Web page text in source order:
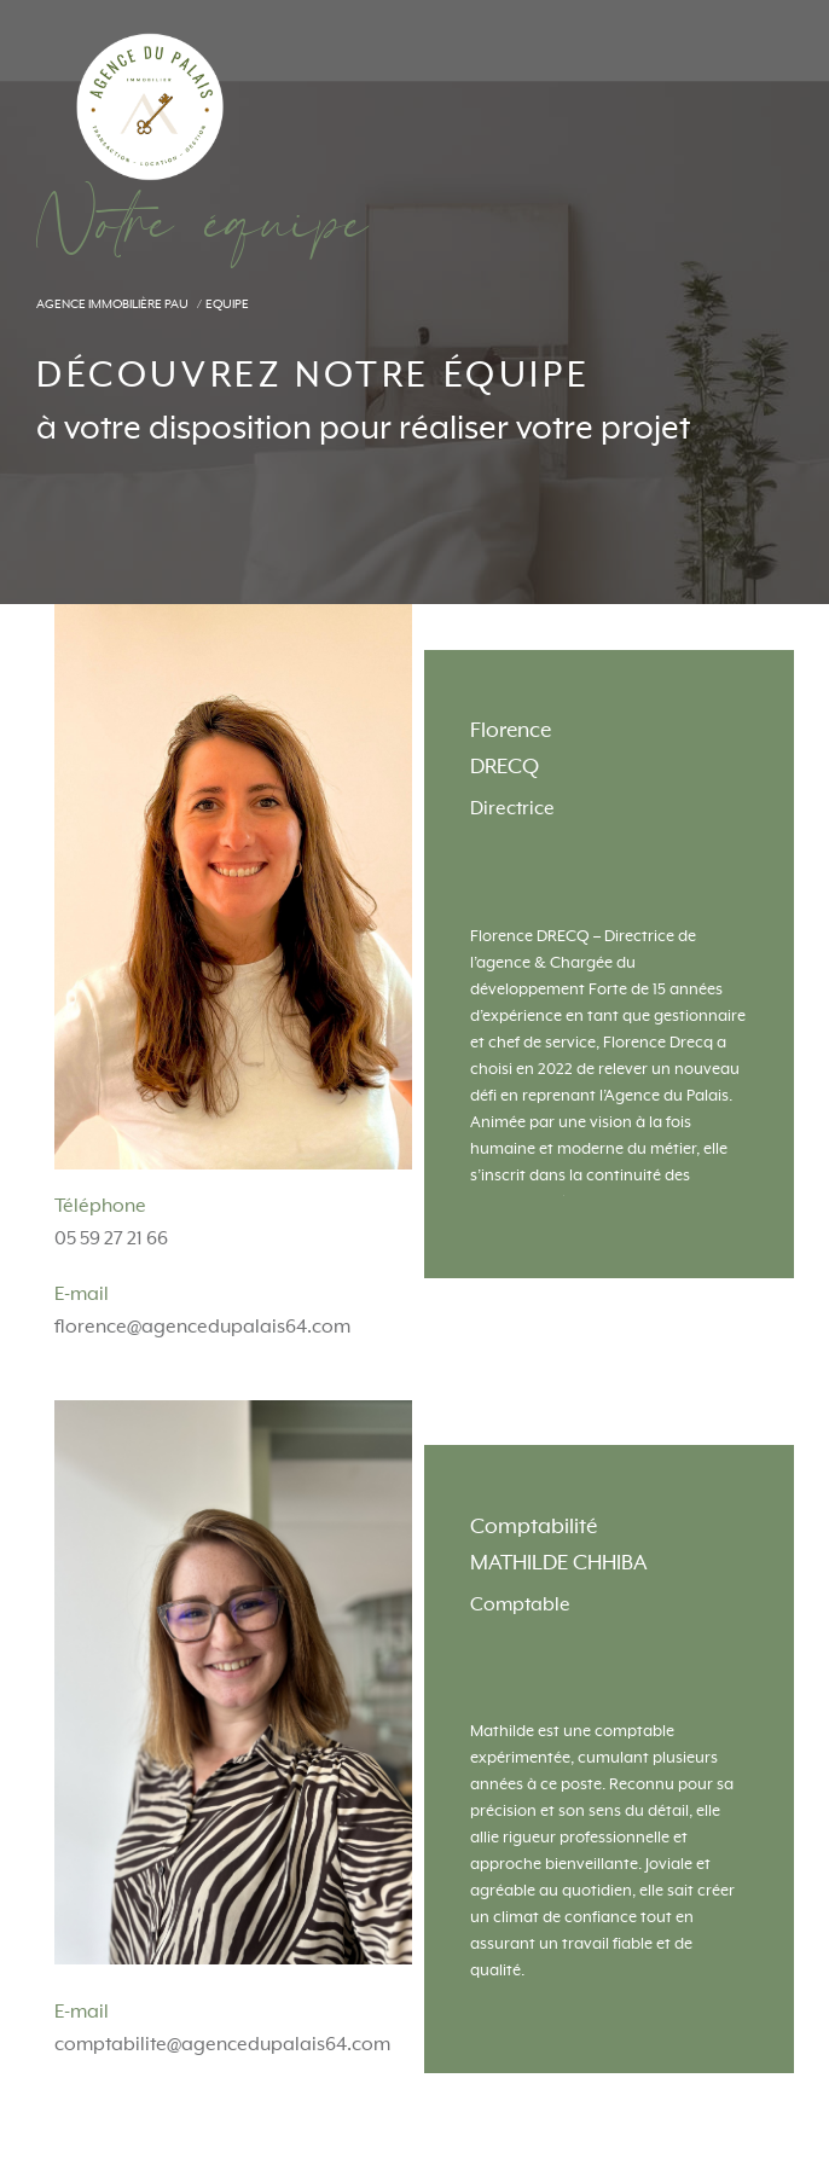
Notre équipe
AGENCE IMMOBILIÈRE PAU EQUIPE
DÉCOUVREZ NOTRE ÉQUIPE
à votre disposition pour réaliser votre projet
Florence
DRECQ
Directrice
Florence DRECQ – Directrice de
l’agence & Chargée du
développement Forte de 15 années
d’expérience en tant que gestionnaire
et chef de service, Florence Drecq a
choisi en 2022 de relever un nouveau
défi en reprenant l’Agence du Palais.
Animée par une vision à la fois
humaine et moderne du métier, elle
s’inscrit dans la continuité des
elle impulse une nouvelle dynamique
des relations humaines.
Téléphone
05 59 27 21 66
E-mail
florence@agencedupalais64.com
Comptabilité
MATHILDE CHHIBA
Comptable
Mathilde est une comptable
expérimentée, cumulant plusieurs
années à ce poste. Reconnu pour sa
précision et son sens du détail, elle
allie rigueur professionnelle et
approche bienveillante. Joviale et
agréable au quotidien, elle sait créer
un climat de confiance tout en
assurant un travail fiable et de
qualité.
E-mail
comptabilite@agencedupalais64.com